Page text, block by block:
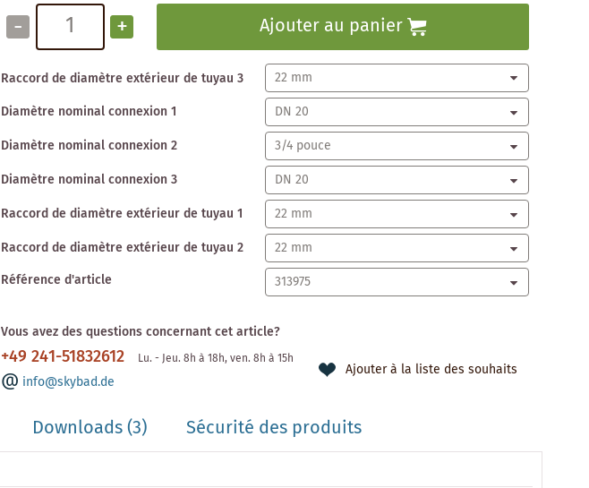
- + Ajouter au panier
Raccord de diamètre extérieur de tuyau 3
Diamètre nominal connexion 1
Diamètre nominal connexion 2
Diamètre nominal connexion 3
Raccord de diamètre extérieur de tuyau 1
Raccord de diamètre extérieur de tuyau 2
Référence d'article
Vous avez des questions concernant cet article?
+49 241-51832612 Lu. - Jeu. 8h à 18h, ven. 8h à 15h
info@skybad.de
Ajouter à la liste des souhaits
Downloads (3)
Sécurité des produits